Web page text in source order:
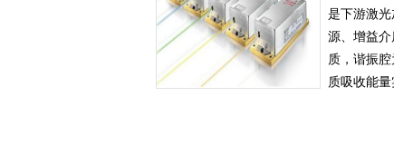
是下游激
源、增益
质，谐振
质吸收能